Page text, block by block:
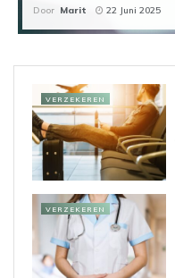
Door Marit 22 Juni 2025
VERZEKEREN
VERZEKEREN